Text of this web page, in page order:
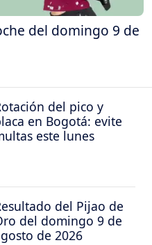
del domingo 9 de
del pico y
en Bogotá: evite
este lunes
del Pijao de
del domingo 9 de
de 2026